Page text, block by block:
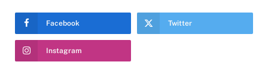
Facebook Twitter
Instagram